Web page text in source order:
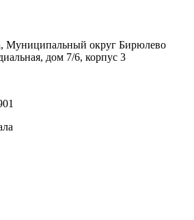
Муниципальный округ Бирюлево
дом 7/6, корпус 3